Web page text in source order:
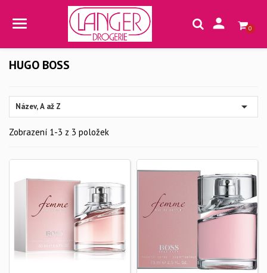
 0
HUGO BOSS
Název, A až Z 
Zobrazení 1-3 z 3 položek